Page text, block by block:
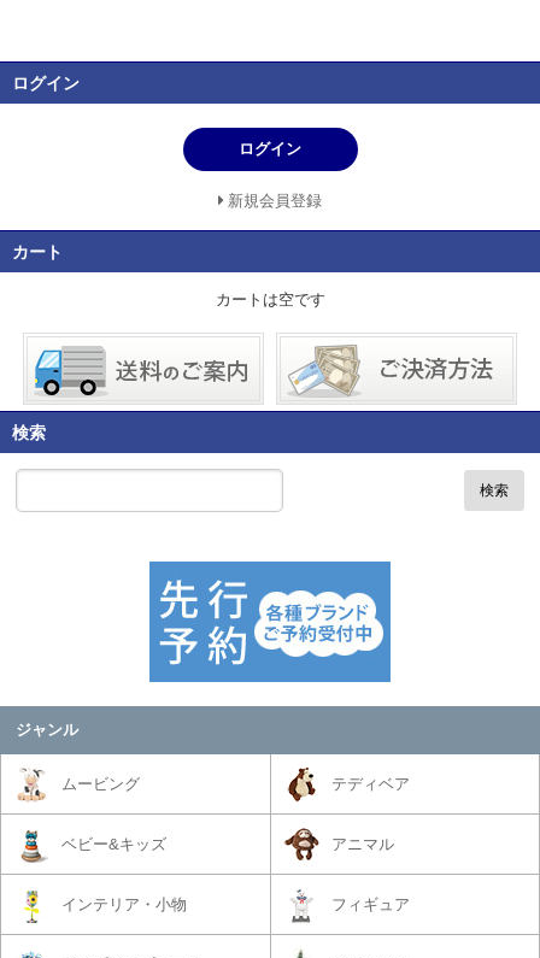
ログイン
ログイン
新規会員登録
カート
カートは空です
検索
検索
ジャンル
ムービング テディベア
ベビー&キッズ アニマル
インテリア・小物 フィギュア